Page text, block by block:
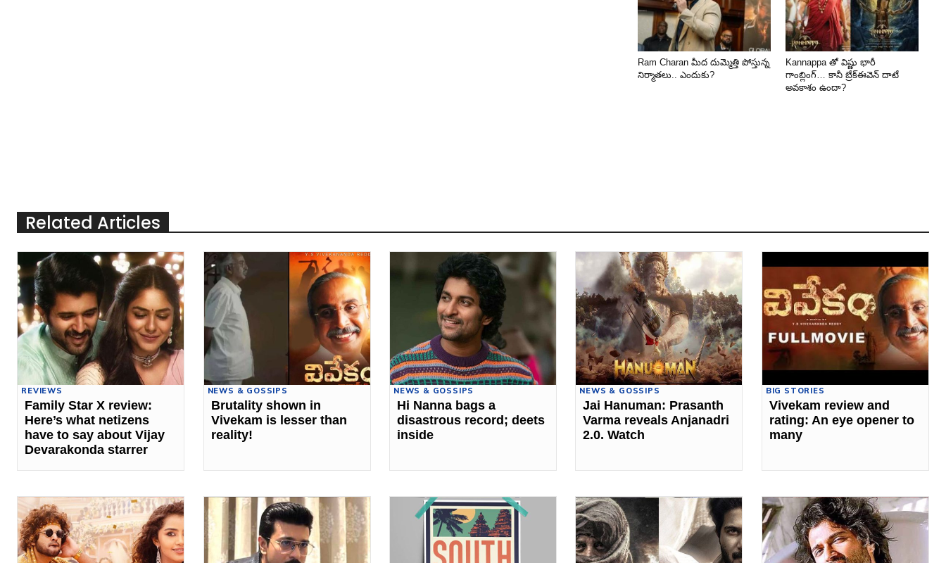
Ram Charan మీద దుమ్మెత్తి పోస్తున్న
నిర్మాతలు.. ఎందుకు?
Kannappa తో విష్ణు భారీ
గాంబ్లింగ్… కానీ బ్రేక్‌ఈవెన్ దాటే
అవకాశం ఉందా?
Related Articles
REVIEWS
Family Star X review:
Here’s what netizens
have to say about Vijay
Devarakonda starrer
NEWS & GOSSIPS
Brutality shown in
Vivekam is lesser than
reality!
NEWS & GOSSIPS
Hi Nanna bags a
disastrous record; deets
inside
NEWS & GOSSIPS
Jai Hanuman: Prasanth
Varma reveals Anjanadri
2.0. Watch
BIG STORIES
Vivekam review and
rating: An eye opener to
many